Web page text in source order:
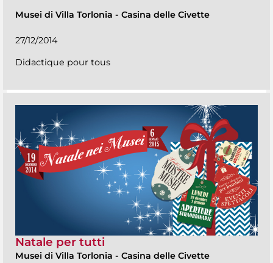
Musei di Villa Torlonia - Casina delle Civette
27/12/2014
Didactique pour tous
Natale per tutti
Musei di Villa Torlonia - Casina delle Civette